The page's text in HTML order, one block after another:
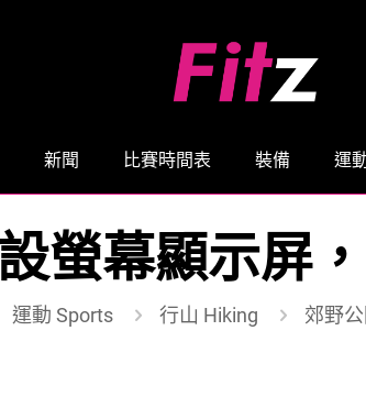
新聞 比賽時間表 裝備 運
螢幕顯示屏
運動 Sports 行山 Hiking 郊野